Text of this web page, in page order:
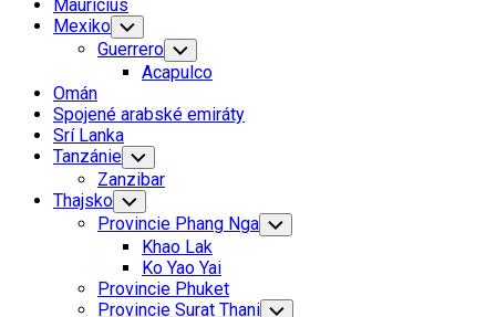
Mauricius
Mexiko Toggle
Child
Menu
Guerrero Toggle
Child
Menu
Acapulco
Omán
Spojené arabské emiráty
Srí Lanka
Tanzánie Toggle
Child
Menu
Zanzibar
Thajsko Toggle
Child
Menu
Provincie Phang Nga Toggle
Child
Khao Lak
Ko Yao Yai
Provincie Phuket
Provincie Surat Thani Toggle